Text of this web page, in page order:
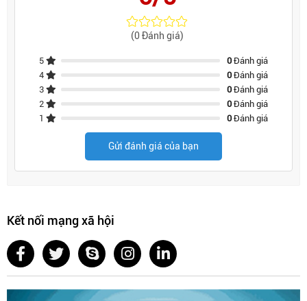
(0 Đánh giá)
5 0Đánh giá
4
0Đánh giá
3
0Đánh giá
2
0Đánh giá
1
0Đánh giá
Gửi đánh giá của bạn
Kết nối mạng xã hội